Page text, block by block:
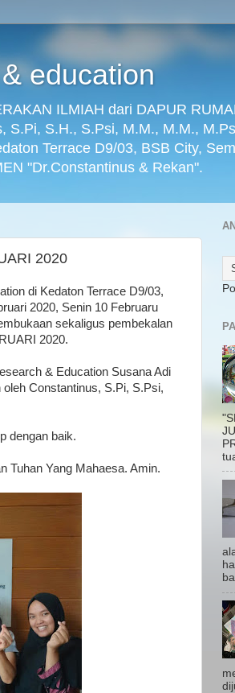
education
ILMIAH dari DAPUR
S.Pi, S.H., S.Psi, M.M., M.M.,
Terrace D9/03, BSB City,
"Dr.Constantinus & Rekan".
2020
di Kedaton Terrace D9/03,
2020, Senin 10 Februaru
sekaligus pembekalan
2020.
& Education Susana Adi
Constantinus, S.Pi, S.Psi,
dengan baik.
Tuhan Yang Mahaesa. Amin.